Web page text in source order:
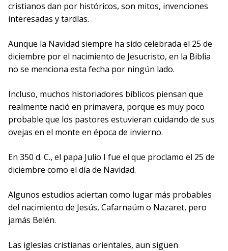
cristianos dan por históricos, son mitos, invenciones
interesadas y tardías.
Aunque la Navidad siempre ha sido celebrada el 25 de
diciembre por el nacimiento de Jesucristo, en la Biblia
no se menciona esta fecha por ningún lado.
Incluso, muchos historiadores bíblicos piensan que
realmente nació en primavera, porque es muy poco
probable que los pastores estuvieran cuidando de sus
ovejas en el monte en época de invierno.
En 350 d. C., el papa Julio I fue el que proclamo el 25 de
diciembre como el día de Navidad.
Algunos estudios aciertan como lugar más probables
del nacimiento de Jesús, Cafarnaúm o Nazaret, pero
jamás Belén.
Las iglesias cristianas orientales, aun siguen